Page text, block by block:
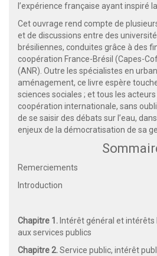
l’expérience française ayant inspiré
Cet ouvrage rend compte de
et de discussions entre des
brésiliennes, conduites grâce à des
coopération France-Brésil (Capes-
(ANR). Outre les spécialistes en
aménagement, ce livre espère
sciences sociales ; et tous les acteurs
coopération internationale, sans
de se saisir des débats sur l’eau,
enjeux de la démocratisation de sa
Remerciements
Introduction
Chapitre 1. Intérêt général et intérêts
aux services publics
Chapitre 2.Service public, intérêt